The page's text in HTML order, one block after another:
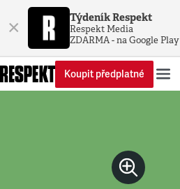
× Týdeník Respekt
Respekt Media
ZDARMA - na Google Play
Koupit předplatné